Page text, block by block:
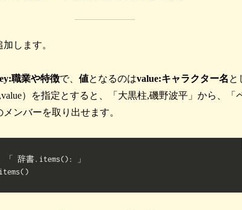
します。
職業や特徴で、 値となるのはvalue:キャラクター名 と
）を指定とすると、「大黒柱,磯野波平」から、「
ンバーを取り出せます。
「 辞書.items(): 」